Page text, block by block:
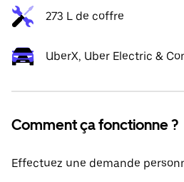
273 L de coffre
UberX, Uber Electric &
Comment ça fonctionne ?
Effectuez une demande